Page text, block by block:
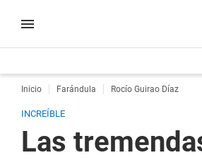
Inicio Farándula Rocío Guirao Díaz
INCREÍBLE
Las